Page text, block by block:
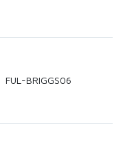
FUL-BRIGGS06